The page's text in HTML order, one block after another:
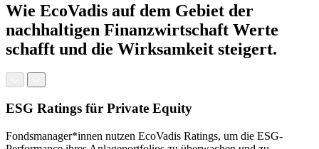
Wie EcoVadis auf dem Gebiet der
nachhaltigen Finanzwirtschaft Werte
schafft und die Wirksamkeit steigert.
ESG Ratings für Private Equity
Fondsmanager*innen nutzen EcoVadis Ratings, um die ESG-